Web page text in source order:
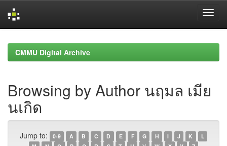
navigationCMMU Digital Archive
Browsing by Author นฤมล เมีย
นเกิด
Jump to: 0-9 A B C D E F G H I J K
L